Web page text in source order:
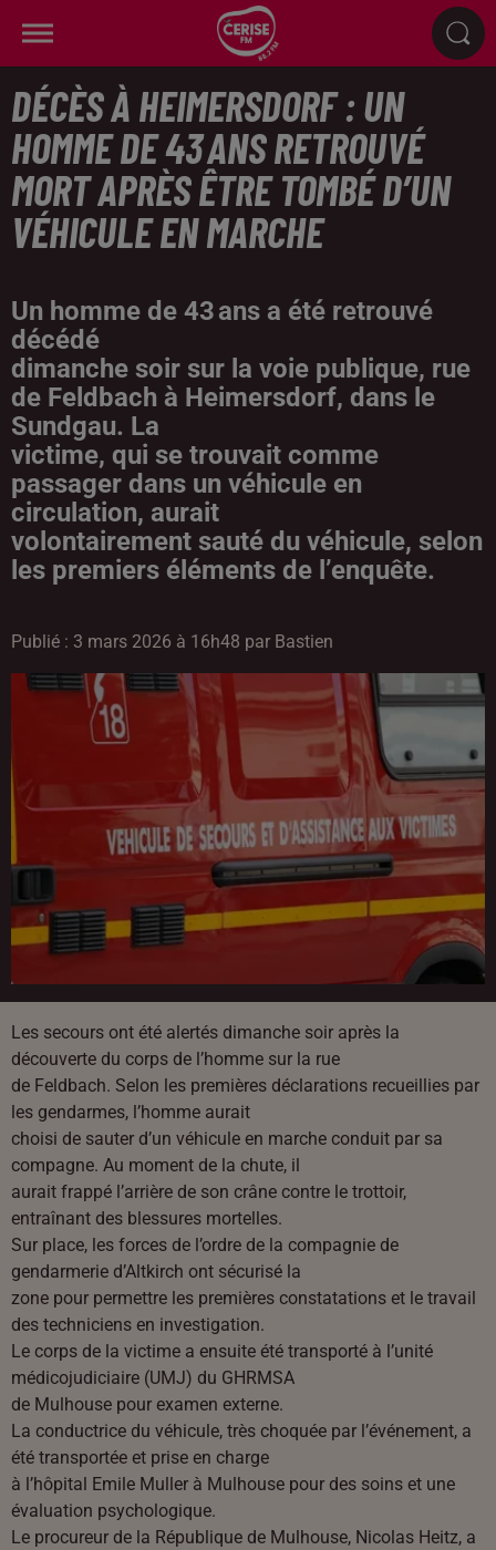
DÉCÈS À HEIMERSDORF : UN
HOMME DE 43 ANS RETROUVÉ
MORT APRÈS ÊTRE TOMBÉ D’UN
VÉHICULE EN MARCHE
Un homme de 43 ans a été retrouvé
décédé
dimanche soir sur la voie publique, rue
de Feldbach à Heimersdorf, dans le
Sundgau. La
victime, qui se trouvait comme
passager dans un véhicule en
circulation, aurait
volontairement sauté du véhicule, selon
les premiers éléments de l’enquête.
Publié : 3 mars 2026 à 16h48 par Bastien
Les secours ont été alertés dimanche soir après la
découverte du corps de l’homme sur la rue
de Feldbach. Selon les premières déclarations recueillies par
les gendarmes, l’homme aurait
choisi de sauter d’un véhicule en marche conduit par sa
compagne. Au moment de la chute, il
aurait frappé l’arrière de son crâne contre le trottoir,
entraînant des blessures mortelles.
Sur place, les forces de l’ordre de la compagnie de
gendarmerie d’Altkirch ont sécurisé la
zone pour permettre les premières constatations et le travail
des techniciens en investigation.
Le corps de la victime a ensuite été transporté à l’unité
médicojudiciaire (UMJ) du GHRMSA
de Mulhouse pour examen externe.
La conductrice du véhicule, très choquée par l’événement, a
été transportée et prise en charge
à l’hôpital Emile Muller à Mulhouse pour des soins et une
évaluation psychologique.
Le procureur de la République de Mulhouse, Nicolas Heitz, a